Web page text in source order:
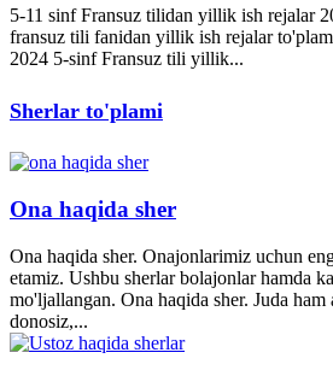
5-11 sinf Fransuz tilidan yillik ish rejalar
fransuz tili fanidan yillik ish rejalar
2024 5-sinf Fransuz tili yillik...
Sherlar to'plami
Ona haqida sher
Ona haqida sher. Onajonlarimiz uchun
etamiz. Ushbu sherlar bolajonlar hamda
mo'ljallangan. Ona haqida sher. Juda
donosiz,...